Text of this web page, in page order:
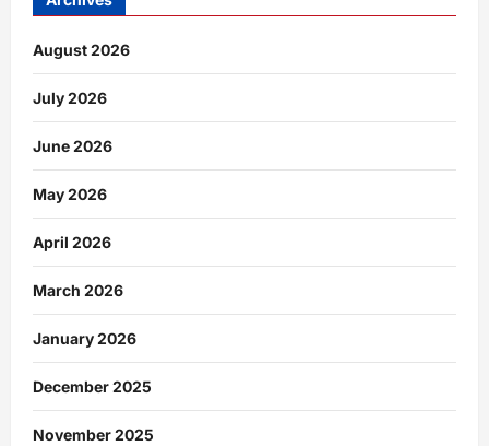
August 2026
July 2026
June 2026
May 2026
April 2026
March 2026
January 2026
December 2025
November 2025